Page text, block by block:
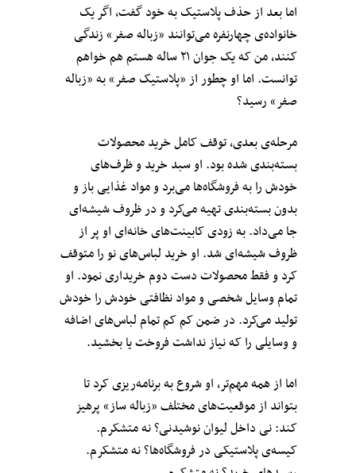
اما بعد از حذف پلاستیک به خود گفت، اگر یک
خانواده‌ی چهارنفره می‌توانند «زباله صفر» زندگی
کنند، من که یک جوان ۲۱ ساله‌ هستم هم خواهم
توانست. اما او چطور از «پلاستیک صفر» به «زباله
صفر» رسید؟
مرحله‌ی بعدی، توقف کامل خرید محصولات
بسته‌بندی شده بود. او سبد خرید و ظرف‌های
خودش را به فروشگاه‌ها می‌برد و مواد غذایی باز و
بدون بسته‌بندی تهیه می‌کرد و در ظروف شیشه‌ای
جا می‌داد. به زودی کابینت‌های خانه‌ای او پر از
ظروف شیشه‌‌ای شد. او خرید لباس‌های نو را متوقف
کرد و فقط محصولات دست دوم خریداری نمود. او
تمام وسایل شخصی و مواد نظافتی خودش را خودش
تولید می‌کرد. در ضمن کم کم تمام لباس‌های اضافه
و وسایلی را که نیاز نداشت فروخت یا بخشید.
اما از همه مهم‌تر، او شروع به برنامه‌ریزی کرد تا
بتواند از موقعیت‌های مختلف «زباله ساز» پرهیز
کند: نی داخل لیوان نوشیدنی؟ نه متشکرم.
کیسه‌ی پلاستیکی در فروشگاه‌ها؟ نه متشکرم.